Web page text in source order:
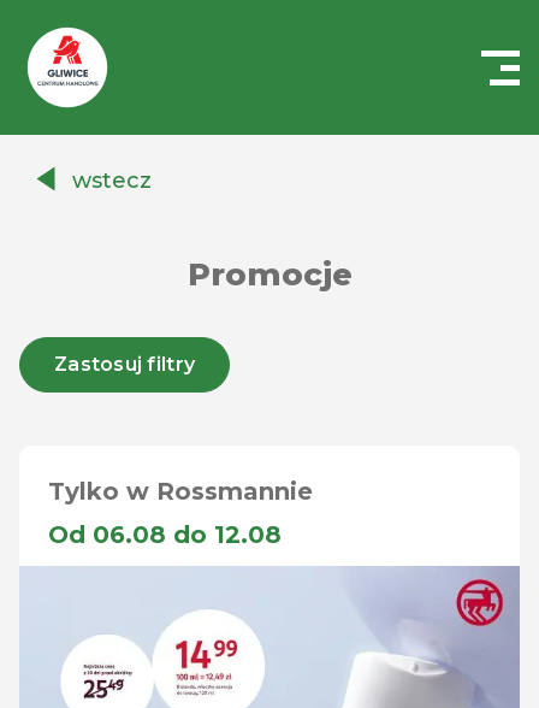
Auchanwstecz
Promocje
Zastosuj filtry
Tylko w Rossmannie
Od 06.08 do 12.08